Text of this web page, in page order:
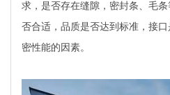
求，是否存在缝隙，密封条、毛
否合适，品质是否达到标准，接
密性能的因素。